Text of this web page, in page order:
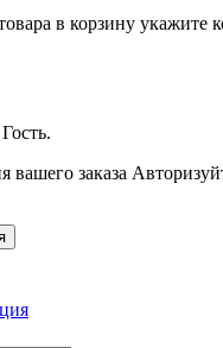
в корзину укажите
вашего заказа